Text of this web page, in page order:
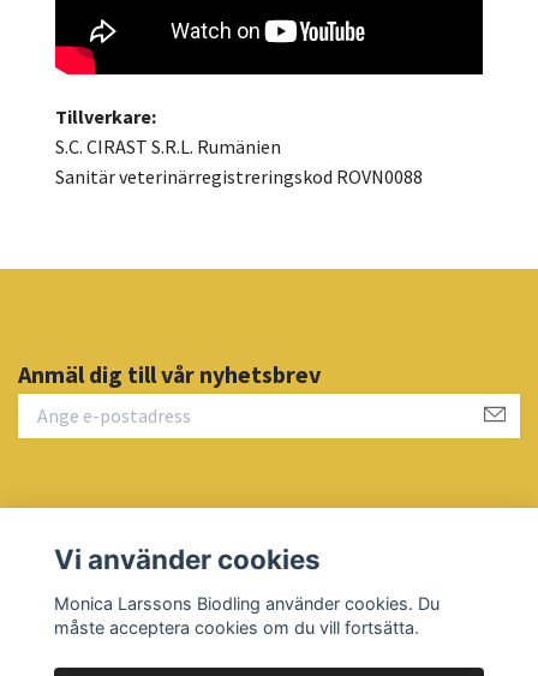
Tillverkare:
S.C. CIRAST S.R.L. Rumänien
Sanitär veterinärregistreringskod ROVN0088
Anmäl dig till vår nyhetsbrev
Sociala medier
Vi använder cookies
Monica Larssons Biodling använder cookies. Du
måste acceptera cookies om du vill fortsätta.